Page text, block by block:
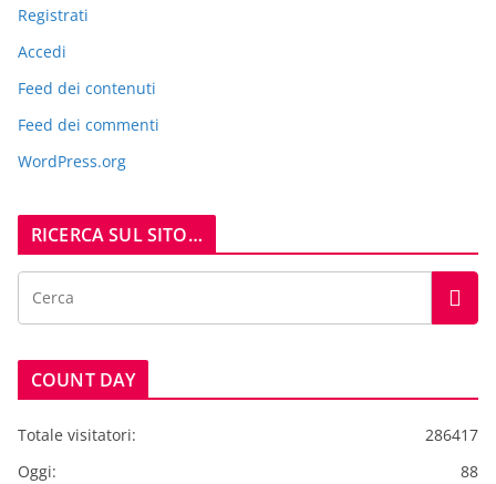
Registrati
Accedi
Feed dei contenuti
Feed dei commenti
WordPress.org
RICERCA SUL SITO…
COUNT DAY
286417
Totale visitatori:
88
Oggi: